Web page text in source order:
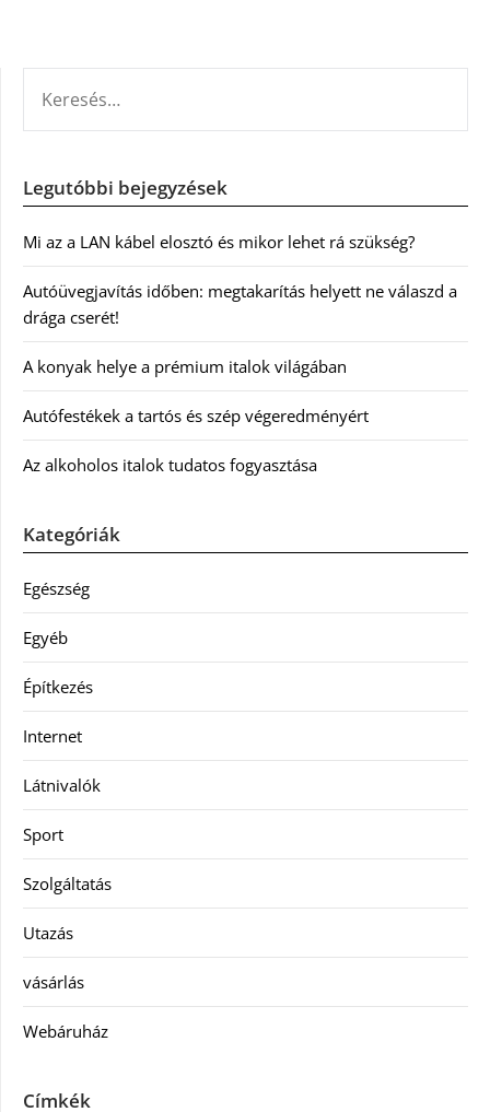
Legutóbbi bejegyzések
Mi az a LAN kábel elosztó és mikor lehet rá szükség?
Autóüvegjavítás időben: megtakarítás helyett ne válaszd a
drága cserét!
A konyak helye a prémium italok világában
Autófestékek a tartós és szép végeredményért
Az alkoholos italok tudatos fogyasztása
Kategóriák
Egészség
Egyéb
Építkezés
Internet
Látnivalók
Sport
Szolgáltatás
Utazás
vásárlás
Webáruház
Címkék